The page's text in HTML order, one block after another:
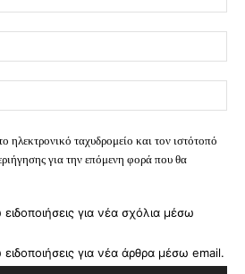
ηλεκτρονικό ταχυδρομείο και τον ιστότοπό
για την επόμενη φορά που θα
για νέα σχόλια μέσω
για νέα άρθρα μέσω email.